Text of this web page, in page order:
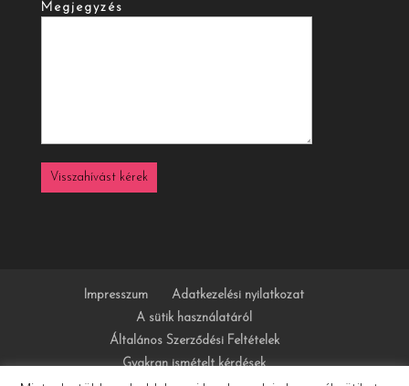
Megjegyzés
Impresszum
Adatkezelési nyilatkozat
A sütik használatáról
Általános Szerződési Feltételek
Gyakran ismételt kérdések